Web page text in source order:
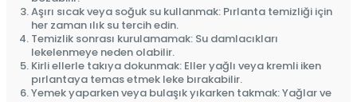
Aşırı sıcak veya soğuk su kullanmak: Pırlanta temizliği için
her zaman ılık su tercih edin.
Temizlik sonrası kurulamamak: Su damlacıkları
lekelenmeye neden olabilir.
Kirli ellerle takıya dokunmak: Eller yağlı veya kremli iken
pırlantaya temas etmek leke bırakabilir.
Yemek yaparken veya bulaşık yıkarken takmak: Yağlar ve